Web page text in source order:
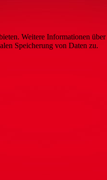
Weitere Informationen
Speicherung von Daten zu.